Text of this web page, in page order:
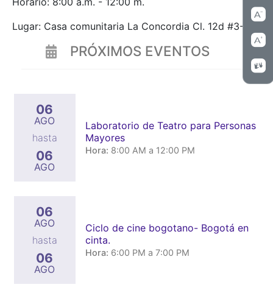
Lugar: Casa comunitaria La Concordia Cl. 12d #3-22
PRÓXIMOS EVENTOS
06
AGO
hasta
06
AGO
Laboratorio de Teatro para Personas
Mayores
Hora: 8:00 AM a 12:00 PM
06
AGO
hasta
06
AGO
Ciclo de cine bogotano- Bogotá en
cinta.
Hora: 6:00 PM a 7:00 PM